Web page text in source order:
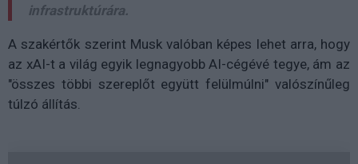
infrastruktúrára.
A szakértők szerint Musk valóban képes lehet arra, hogy
az xAI-t a világ egyik legnagyobb AI-cégévé tegye, ám az
"összes többi szereplőt együtt felülmúlni" valószínűleg
túlzó állítás.